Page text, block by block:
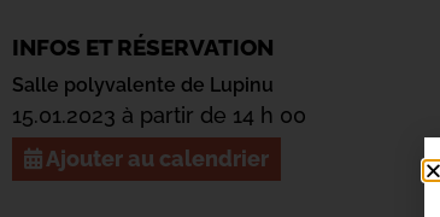
INFOS ET RÉSERVATION
Salle polyvalente de Lupinu
15.01.2023 à partir de 14 h 00
Ajouter au calendrier